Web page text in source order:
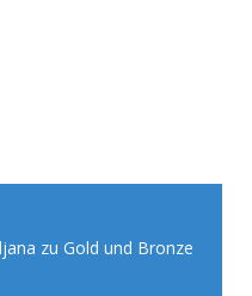
zu Gold und Bronze